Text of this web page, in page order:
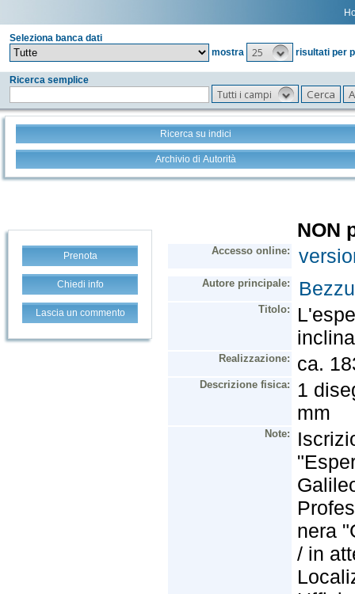
Seleziona banca dati
mostra
25 risultati per
Ricerca semplice
Tutti i campi
Ricerca su indici
Archivio di Autorità
Prenota
Chiedi info
Lascia un commento